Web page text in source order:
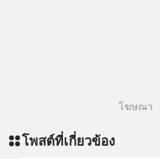
โฆษณา
โพสต์ที่เกี่ยวข้อง